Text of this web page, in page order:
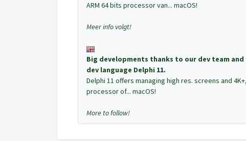
ARM 64 bits processor van... macOS!
Meer info volgt!
Big developments thanks to our dev team
dev language Delphi 11.
Delphi 11 offers managing high res. screens and
processor of... macOS!
More to follow!